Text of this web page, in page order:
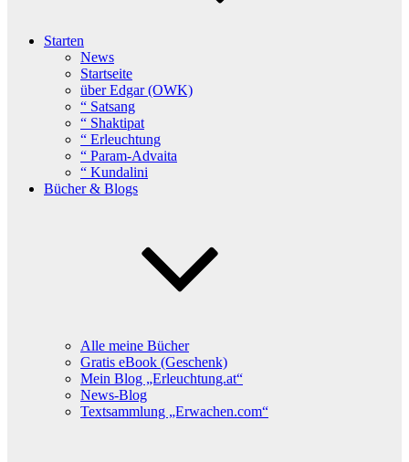
Starten
News
Startseite
über Edgar (OWK)
“ Satsang
“ Shaktipat
“ Erleuchtung
“ Param-Advaita
“ Kundalini
Bücher & Blogs
Alle meine Bücher
Gratis eBook (Geschenk)
Mein Blog „Erleuchtung.at“
News-Blog
Textsammlung „Erwachen.com“